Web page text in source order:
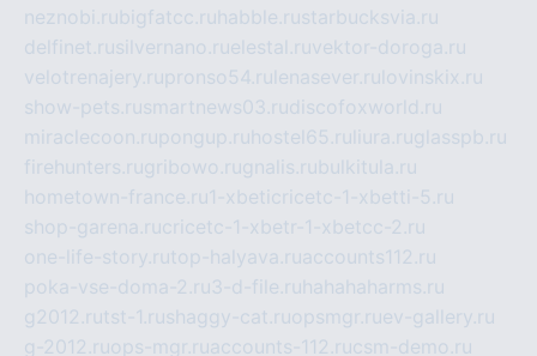
neznobi.rubigfatcc.ru habble.rustarbucksvia.ru
delfinet.rusilvernano.ruelestal.ruvektor-doroga.ru
velotrenajery.rupronso54.ru lenasever.ru lovinskix.ru
show-pets.rusmartnews03.rudiscofoxworld.ru
miraclecoon.rupongup.ru hostel65.ru liura.ruglasspb.ru
firehunters.rugribowo.rugnalis.rubulkitula.ru
hometown-france.ru1-xbeticricetc-1-xbetti-5.ru
shop-garena.rucricetc-1-xbetr-1-xbetcc-2.ru
one-life-story.rutop-halyava.ruaccounts112.ru
poka-vse-doma-2.ru3-d-file.ru hahahaharms.ru
g2012.rutst-1.rushaggy-cat.ruopsmgr.ruev-gallery.ru
g-2012.ruops-mgr.ruaccounts-112.rucsm-demo.ru